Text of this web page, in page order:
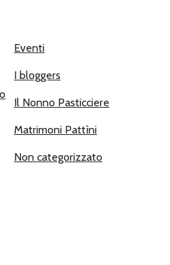
Eventi
I bloggers
Il Nonno Pasticciere
Matrimoni Pattìni
Non categorizzato